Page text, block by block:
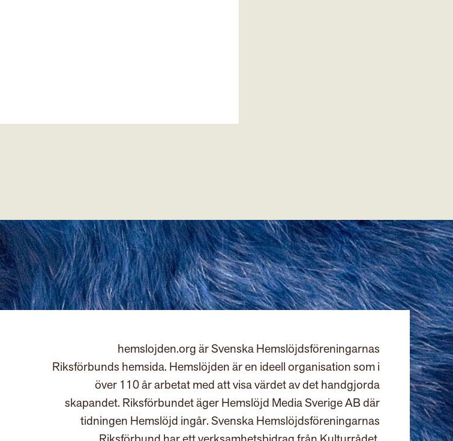
hemslojden.org är Svenska Hemslöjdsföreningarnas
Riksförbunds hemsida. Hemslöjden är en ideell organisation som i
över 110 år arbetat med att visa värdet av det handgjorda
skapandet. Riksförbundet äger Hemslöjd Media Sverige AB där
tidningen Hemslöjd ingår. Svenska Hemslöjdsföreningarnas